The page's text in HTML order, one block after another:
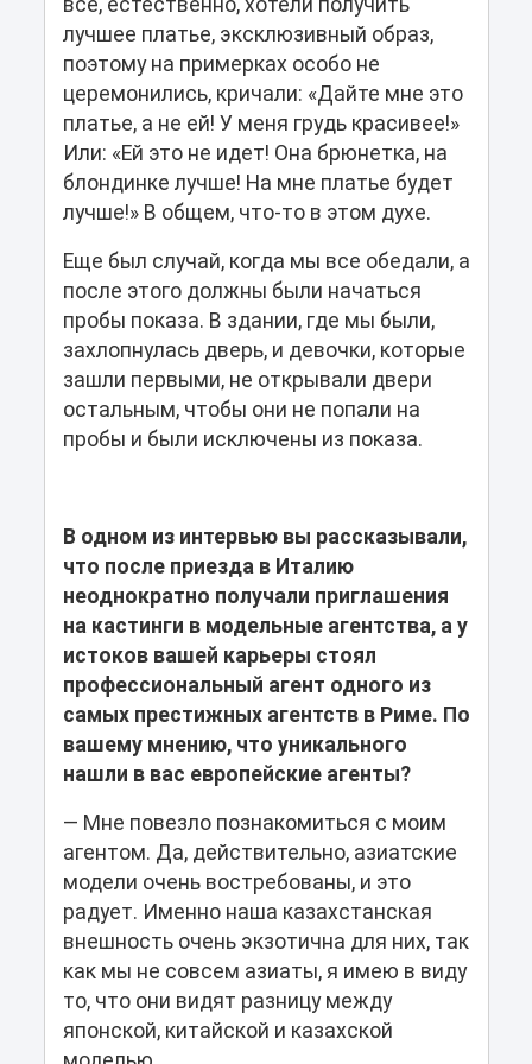
все, естественно, хотели получить
лучшее платье, эксклюзивный образ,
поэтому на примерках особо не
церемонились, кричали: «Дайте мне это
платье, а не ей! У меня грудь красивее!»
Или: «Ей это не идет! Она брюнетка, на
блондинке лучше! На мне платье будет
лучше!» В общем, что-то в этом духе.
Еще был случай, когда мы все обедали, а
после этого должны были начаться
пробы показа. В здании, где мы были,
захлопнулась дверь, и девочки, которые
зашли первыми, не открывали двери
остальным, чтобы они не попали на
пробы и были исключены из показа.
В одном из интервью вы рассказывали,
что после приезда в Италию
неоднократно получали приглашения
на кастинги в модельные агентства, а у
истоков вашей карьеры стоял
профессиональный агент одного из
самых престижных агентств в Риме. По
вашему мнению, что уникального
нашли в вас европейские агенты?
— Мне повезло познакомиться с моим
агентом. Да, действительно, азиатские
модели очень востребованы, и это
радует. Именно наша казахстанская
внешность очень экзотична для них, так
как мы не совсем азиаты, я имею в виду
то, что они видят разницу между
японской, китайской и казахской